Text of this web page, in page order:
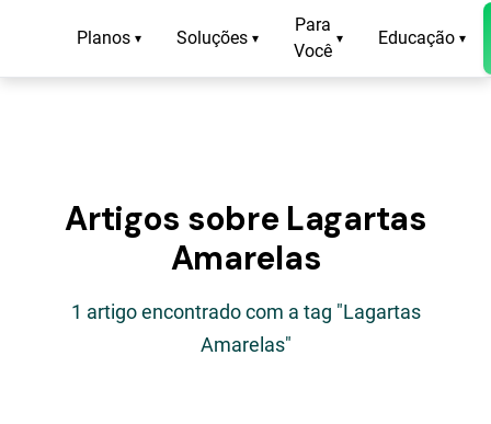
Planos ▾ Soluções ▾
Para
Você
▾ Educação ▾
Artigos sobre Lagartas
Amarelas
1 artigo encontrado com a tag "Lagartas
Amarelas"